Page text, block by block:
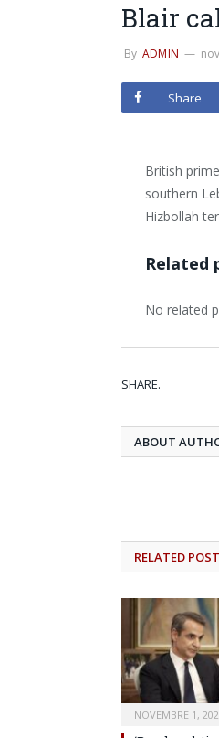
Blair
By ADMIN
Share
British
southern
Hizbollah
Related
No related
SHARE.
ABOUT
RELATED
NOVEMBRE 1,